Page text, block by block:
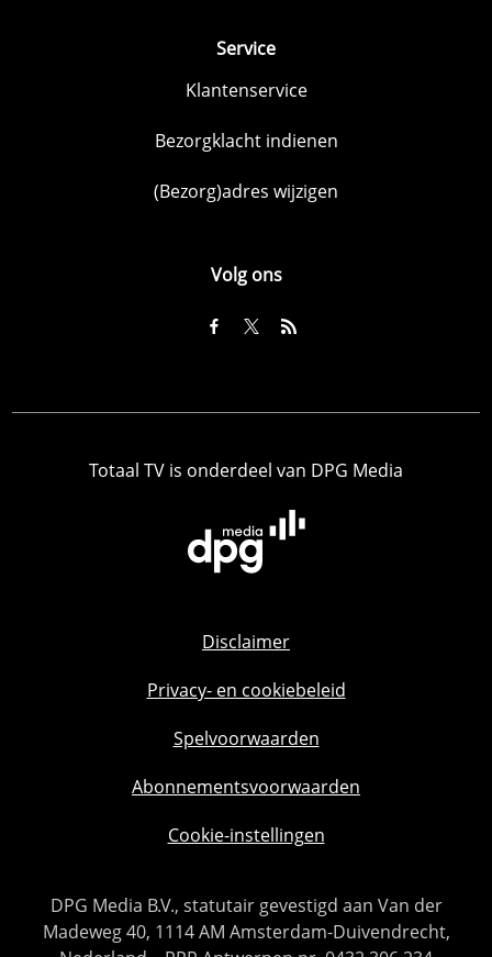
Service
Klantenservice
Bezorgklacht indienen
(Bezorg)adres wijzigen
Volg ons
Totaal TV is onderdeel van DPG Media
Disclaimer
Privacy- en cookiebeleid
Spelvoorwaarden
Abonnementsvoorwaarden
Cookie-instellingen
DPG Media B.V., statutair gevestigd aan Van der
Madeweg 40, 1114 AM Amsterdam-Duivendrecht,